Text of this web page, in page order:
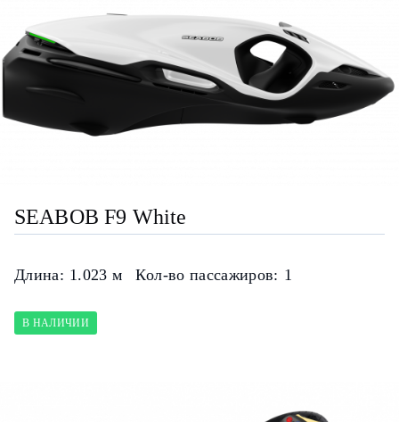
SEABOB F9 White
Длина: 1.023 м Кол-во пассажиров: 1
В НАЛИЧИИ